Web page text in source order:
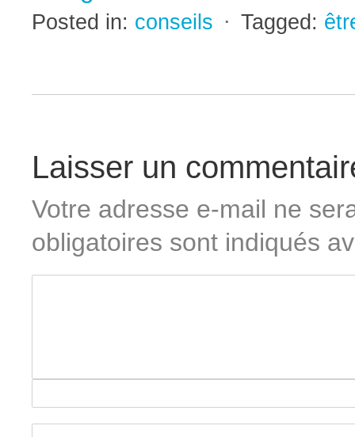
Posted in: conseils ⋅ Tagged:
Laisser un
Votre adresse e-mail ne
obligatoires sont indiqués